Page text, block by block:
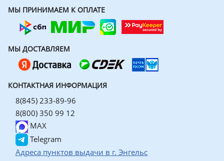
МЫ ПРИНИМАЕМ К ОПЛАТЕ
МЫ ДОСТАВЛЯЕМ
КОНТАКТНАЯ ИНФОРМАЦИЯ
8(845) 233-89-96
8(800) 350 99 12
MAX
Telegram
Адреса пунктов выдачи в г. Энгельс